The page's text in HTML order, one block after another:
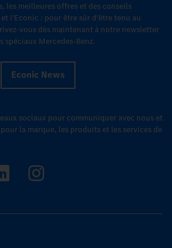
les meilleures offres et des conseils
l'Econic : pour être sûr d'être tenu au
vous dès maintenant à notre newsletter
spéciaux Mercedes-Benz.
Econic News
sociaux pour communiquer avec nous et
la marque, les produits et les services de